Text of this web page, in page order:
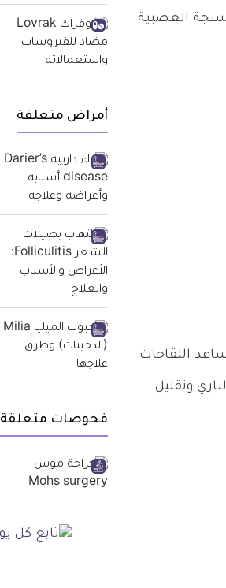
العصبية
اللقاحات
وتقليل
أمراض متعلقة
فحوصات متعلقة